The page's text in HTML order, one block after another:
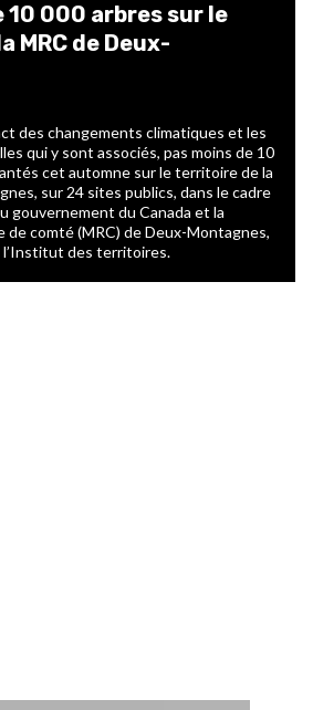
000 arbres sur le
MRC de Deux-
des changements climatiques et les
qui y sont associés, pas moins de 10
cet automne sur le territoire de la
sur 24 sites publics, dans le cadre
gouvernement du Canada et la
de comté (MRC) de Deux-Montagnes,
l’Institut des territoires.